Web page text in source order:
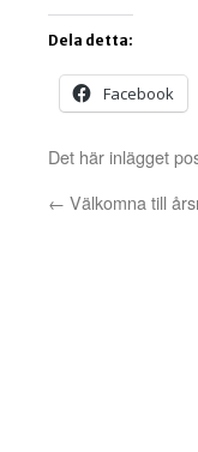
Dela detta:
Facebook
Det här inlägget
← Välkomna till